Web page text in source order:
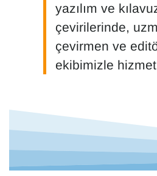
yazılım ve
çevirilerinde,
çevirmen ve
ekibimizle